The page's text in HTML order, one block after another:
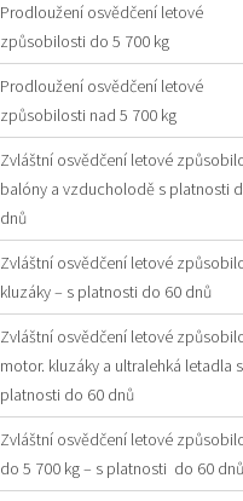
Prodloužení osvědčení letové
způsobilosti do 5 700 kg
Prodloužení osvědčení letové
způsobilosti nad 5 700 kg
Zvláštní osvědčení letové
balóny a vzducholodě s platnosti
dnů
Zvláštní osvědčení letové
kluzáky – s platnosti do 60 dnů
Zvláštní osvědčení letové
motor. kluzáky a ultralehká letadla s
platnosti do 60 dnů
Zvláštní osvědčení letové
do 5 700 kg – s platnosti do 60 dnů